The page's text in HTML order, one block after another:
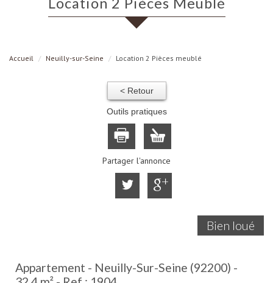
Accueil Neuilly-sur-Seine Location 2 Pièces meublé
< Retour
Outils pratiques
Partager l'annonce
Bien loué
Appartement - Neuilly-Sur-Seine (92200) -